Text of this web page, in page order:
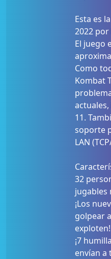
Esta es
2022
El juego
Como
Kombat
11.
soporte
LAN
32
jugables
¡Los
golpear
exploten!
¡7
envían